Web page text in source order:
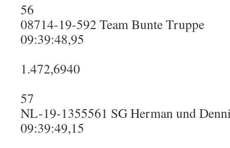
56
08714-19-592 Team Bunte Truppe
09:39:48,95
1.472,6940
57
NL-19-1355561 SG Herman und
09:39:49,15